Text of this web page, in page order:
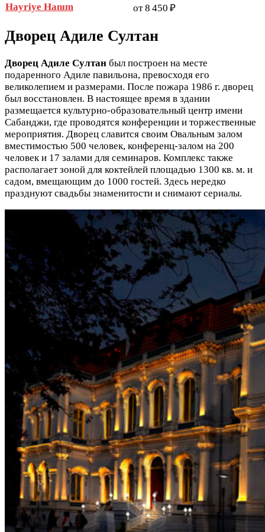
Hayriye Hanım
от 8 450 ₽
Дворец Адиле Султан
Дворец Адиле Султан был построен на месте
подаренного Адиле павильона, превосходя его
великолепием и размерами. После пожара 1986 г. дворец
был восстановлен. В настоящее время в здании
размещается культурно-образовательный центр имени
Сабанджи, где проводятся конференции и торжественные
мероприятия. Дворец славится своим Овальным залом
вместимостью 500 человек, конференц-залом на 200
человек и 17 залами для семинаров. Комплекс также
располагает зоной для коктейлей площадью 1300 кв. м. и
садом, вмещающим до 1000 гостей. Здесь нередко
празднуют свадьбы знаменитости и снимают сериалы.